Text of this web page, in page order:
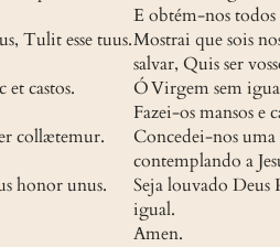
E obtém-nos todos
Tulit esse tuus.Mostrai que sois
salvar, Quis ser
castos.
Ó Virgem sem
Fazei-os mansos e
collætemur.
Concedei-nos uma
contemplando a
honor unus.
Seja louvado Deus
igual.
Amen.